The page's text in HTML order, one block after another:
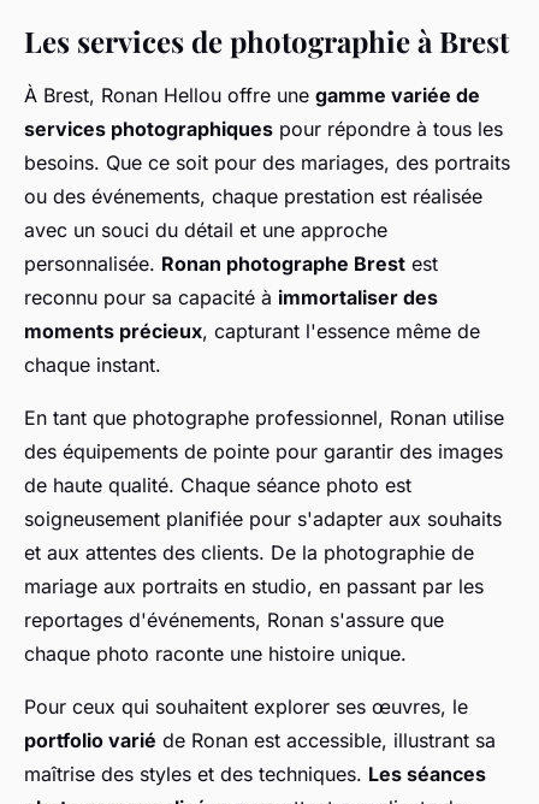
Les services de photographie à Brest
À Brest, Ronan Hellou offre une gamme variée de
services photographiques pour répondre à tous les
besoins. Que ce soit pour des mariages, des portraits
ou des événements, chaque prestation est réalisée
avec un souci du détail et une approche
personnalisée. Ronan photographe Brest est
reconnu pour sa capacité à immortaliser des
moments précieux, capturant l'essence même de
chaque instant.
En tant que photographe professionnel, Ronan utilise
des équipements de pointe pour garantir des images
de haute qualité. Chaque séance photo est
soigneusement planifiée pour s'adapter aux souhaits
et aux attentes des clients. De la photographie de
mariage aux portraits en studio, en passant par les
reportages d'événements, Ronan s'assure que
chaque photo raconte une histoire unique.
Pour ceux qui souhaitent explorer ses œuvres, le
portfolio varié de Ronan est accessible, illustrant sa
maîtrise des styles et des techniques. Les séances